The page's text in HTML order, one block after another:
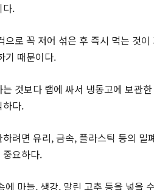
다.
으로 꼭 저어 섞은 후 즉시 먹는 것
기 때문이다.
것보다 랩에 싸서 냉동고에 보관
하다.
려면 유리, 금속, 플라스틱 등의
요하다.
에 마늘, 생강, 말린 고추 등을 넣을